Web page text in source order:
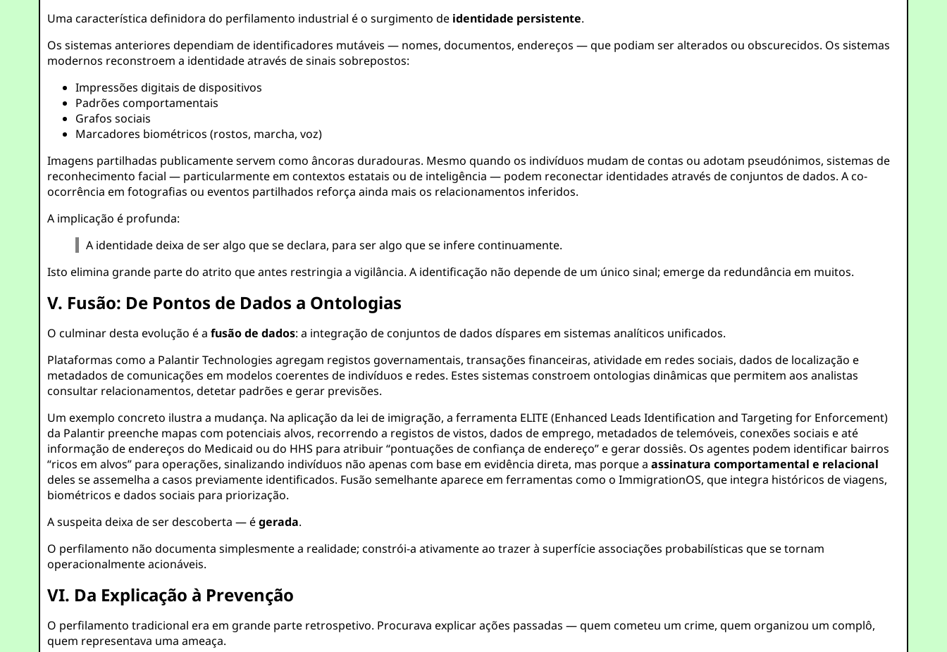
Uma característica definidora do perfilamento industrial é o surgimento de identidade persistente.
Os sistemas anteriores dependiam de identificadores mutáveis — nomes, documentos, endereços — que podiam ser alterados ou obscurecidos. Os sistemas
modernos reconstroem a identidade através de sinais sobrepostos:
Impressões digitais de dispositivos
Padrões comportamentais
Grafos sociais
Marcadores biométricos (rostos, marcha, voz)
Imagens partilhadas publicamente servem como âncoras duradouras. Mesmo quando os indivíduos mudam de contas ou adotam pseudónimos, sistemas de
reconhecimento facial — particularmente em contextos estatais ou de inteligência — podem reconectar identidades através de conjuntos de dados. A co-
ocorrência em fotografias ou eventos partilhados reforça ainda mais os relacionamentos inferidos.
A implicação é profunda:
A identidade deixa de ser algo que se declara, para ser algo que se infere continuamente.
Isto elimina grande parte do atrito que antes restringia a vigilância. A identificação não depende de um único sinal; emerge da redundância em muitos.
V. Fusão: De Pontos de Dados a Ontologias
O culminar desta evolução é afusão de dados: a integração de conjuntos de dados díspares em sistemas analíticos unificados.
Plataformas como a Palantir Technologies agregam registos governamentais, transações financeiras, atividade em redes sociais, dados de localização e
metadados de comunicações em modelos coerentes de indivíduos e redes. Estes sistemas constroem ontologias dinâmicas que permitem aos analistas
consultar relacionamentos, detetar padrões e gerar previsões.
Um exemplo concreto ilustra a mudança. Na aplicação da lei de imigração, a ferramenta ELITE (Enhanced Leads Identification and Targeting for Enforcement)
da Palantir preenche mapas com potenciais alvos, recorrendo a registos de vistos, dados de emprego, metadados de telemóveis, conexões sociais e até
informação de endereços do Medicaid ou do HHS para atribuir “pontuações de confiança de endereço” e gerar dossiês. Os agentes podem identificar bairros
“ricos em alvos” para operações, sinalizando indivíduos não apenas com base em evidência direta, mas porque aassinatura comportamental e relacional
deles se assemelha a casos previamente identificados. Fusão semelhante aparece em ferramentas como o ImmigrationOS, que integra históricos de viagens,
biométricos e dados sociais para priorização.
A suspeita deixa de ser descoberta — égerada.
O perfilamento não documenta simplesmente a realidade; constrói-a ativamente ao trazer à superfície associações probabilísticas que se tornam
operacionalmente acionáveis.
VI. Da Explicação à Prevenção
O perfilamento tradicional era em grande parte retrospetivo. Procurava explicar ações passadas — quem cometeu um crime, quem organizou um complô,
quem representava uma ameaça.